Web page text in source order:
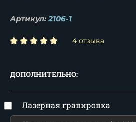
Артикул: 2106-1
4 отзыва
ДОПОЛНИТЕЛЬНО:
Лазерная гравировка